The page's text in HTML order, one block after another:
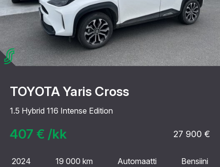
TOYOTA Yaris Cross
1.5 Hybrid 116 Intense Edition
407 € /kk 27 900 €
2024 19 000 km Automaatti Bensiini